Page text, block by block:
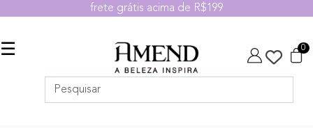
frete grátis acima de R$199
☰ 0